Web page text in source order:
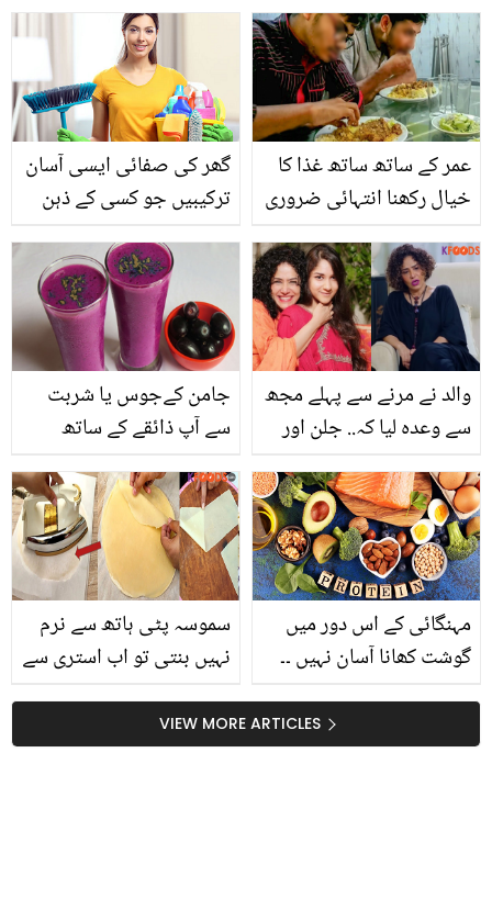
سے شادی کی تو انہیں کن
مشہور شخصیات نے
مسلمان لڑکے سے شادی
کرنے سے منع کیا ؟ دیکھیے
گھر کی صفائی ایسی آسان
ترکیبیں جو کسی کے ذہن
عمر کے ساتھ ساتھ غذا کا
خیال رکھنا انتہائی ضروری
صحت مند کھانے کی
تجاویز
جامن کےجوس یا شربت
سے آپ ذائقے کے ساتھ
حاصل کر سکتے ہیں؟
والد نے مرنے سے پہلے مجھ
سے وعدہ لیا کہ.. جلن اور
انجلین ملک نے ناقابلِ یقین
کہانی سنادی
سموسہ پٹی ہاتھ سے نرم
نہیں بنتی تو اب استری سے
استعمال کرکے بنائیں،
رمضان سے پہلے یہ مشکل
مہنگائی کے اس دور میں
گوشت کھانا آسان نہیں ۔۔
کمی دور کرنے کے لئے کون
سی خوراک لینا چاہیے؟
VIEW MORE ARTICLES